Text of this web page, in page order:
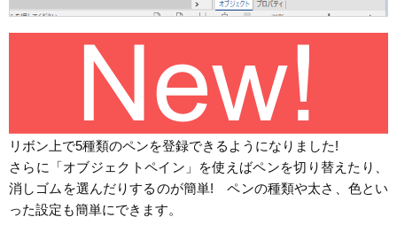
リボン上で5種類のペンを登録できるようになりました!
さらに「オブジェクトペイン」を使えばペンを切り替えたり、
消しゴムを選んだりするのが簡単! ペンの種類や太さ、色とい
った設定も簡単にできます。